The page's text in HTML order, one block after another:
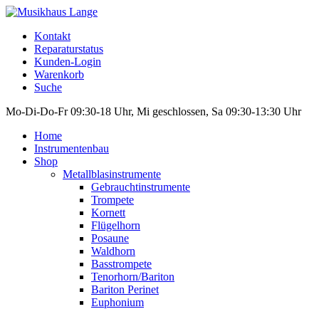
Kontakt
Reparaturstatus
Kunden-Login
Warenkorb
Suche
Mo-Di-Do-Fr 09:30-18 Uhr, Mi geschlossen, Sa 09:30-13:30 Uhr
Home
Instrumentenbau
Shop
Metallblasinstrumente
Gebrauchtinstrumente
Trompete
Kornett
Flügelhorn
Posaune
Waldhorn
Basstrompete
Tenorhorn/Bariton
Bariton Perinet
Euphonium